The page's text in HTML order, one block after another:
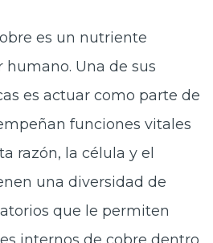
es un nutriente
humano. Una de sus
es actuar como parte de
funciones vitales
razón, la célula y el
una diversidad de
que le permiten